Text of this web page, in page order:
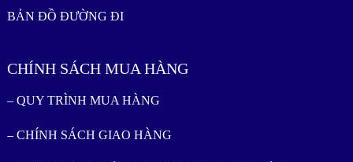
BẢN ĐỒ ĐƯỜNG ĐI
CHÍNH SÁCH MUA HÀNG
– QUY TRÌNH MUA HÀNG
– CHÍNH SÁCH GIAO HÀNG